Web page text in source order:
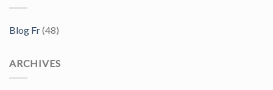
Blog Fr(48)
ARCHIVES